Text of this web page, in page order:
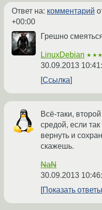
Ответ на: комментарий
+00:00
Грешно
LinuxDebian
30.09.2013
Ссылка
Всё-таки,
средой, если
вернуть и
скажешь.
NaN
30.09.2013
Показать ответы